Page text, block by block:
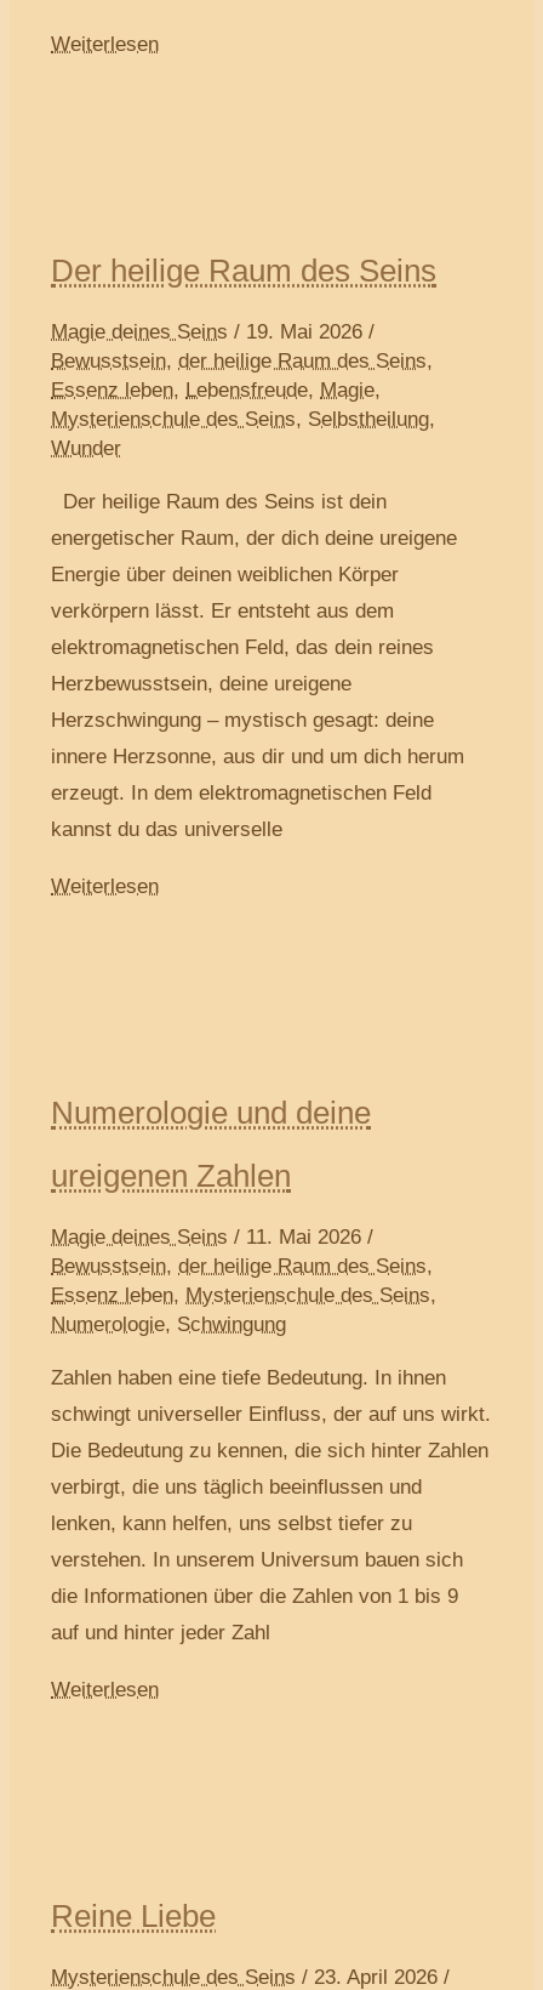
Weiterlesen
Der heilige Raum des Seins
Magie deines Seins / 19. Mai 2026/
Bewusstsein,der heilige Raum des Seins,
Essenz leben, Lebensfreude, Magie,
Mysterienschule des Seins, Selbstheilung,
Wunder
Der heilige Raum des Seins ist dein
energetischer Raum, der dich deine ureigene
Energie über deinen weiblichen Körper
verkörpern lässt. Er entsteht aus dem
elektromagnetischen Feld, das dein reines
Herzbewusstsein, deine ureigene
Herzschwingung – mystisch gesagt: deine
innere Herzsonne, aus dir und um dich herum
erzeugt. In dem elektromagnetischen Feld
kannst du das universelle
Weiterlesen
Numerologie und deine
ureigenen Zahlen
Magie deines Seins / 11. Mai 2026/
Bewusstsein,der heilige Raum des Seins,
Essenz leben, Mysterienschule des Seins,
Numerologie, Schwingung
Zahlen haben eine tiefe Bedeutung. In ihnen
schwingt universeller Einfluss, der auf uns wirkt.
Die Bedeutung zu kennen, die sich hinter Zahlen
verbirgt, die uns täglich beeinflussen und
lenken, kann helfen, uns selbst tiefer zu
verstehen. In unserem Universum bauen sich
die Informationen über die Zahlen von 1 bis 9
auf und hinter jeder Zahl
Weiterlesen
Reine Liebe
Mysterienschule des Seins / 23. April 2026/